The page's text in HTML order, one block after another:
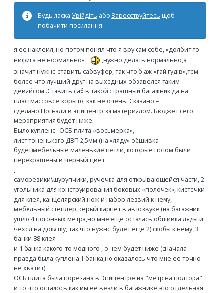
Будь ласка Увійдіть або Зареєструйтесь щоб
побачити посилання.
я ее наклеил, но потом понял что я вру сам себе, «долбит то
нифига не нормально»
,нужно делать нормально,а
значит нужно ставить сабвуфер, так что б аж «гай гудiв»,тем
более что лучший друг на выходных обзавелся таким
девайсом..Ставить саб в такой страшный багажник да на
пластмассовое корыто, как не очень. Сказано –
сделано.Погнали в эпицентр за материалом..Бюджет сего
мероприятия будет ниже.
Было куплено- ОСБ плита «восьмерка»,
лист тоненького ДВП 2,5мм (на «ляду» обшивка
будет)мебельные маленькие петли, которые потом были
перекрашены в черный цвет
,
саморезики\шурупчики, ручечка для открывающейся части, 2
угольника для конструирования боковых «полочек», кисточки
для клея, канцелярский нож и набор лезвий к нему,
мебельный степлер, серый карпет в автозвуке (на багажник
ушло 4 погонных метра,но мне еще осталась обшивка ляды и
чехол на докатку, так что нужно будет еще 2) скобы к нему ,3
банки 88 клея
и 1 банка какого-то модного , о нем будет ниже (сначала
правда была куплена 1 банка,но оказалось что мне ее точно
не хватит).
ОСБ плита была порезана в Эпицентре на "метр на полтора"
и то что осталось,как мы ее везли в багажнике это отдельная